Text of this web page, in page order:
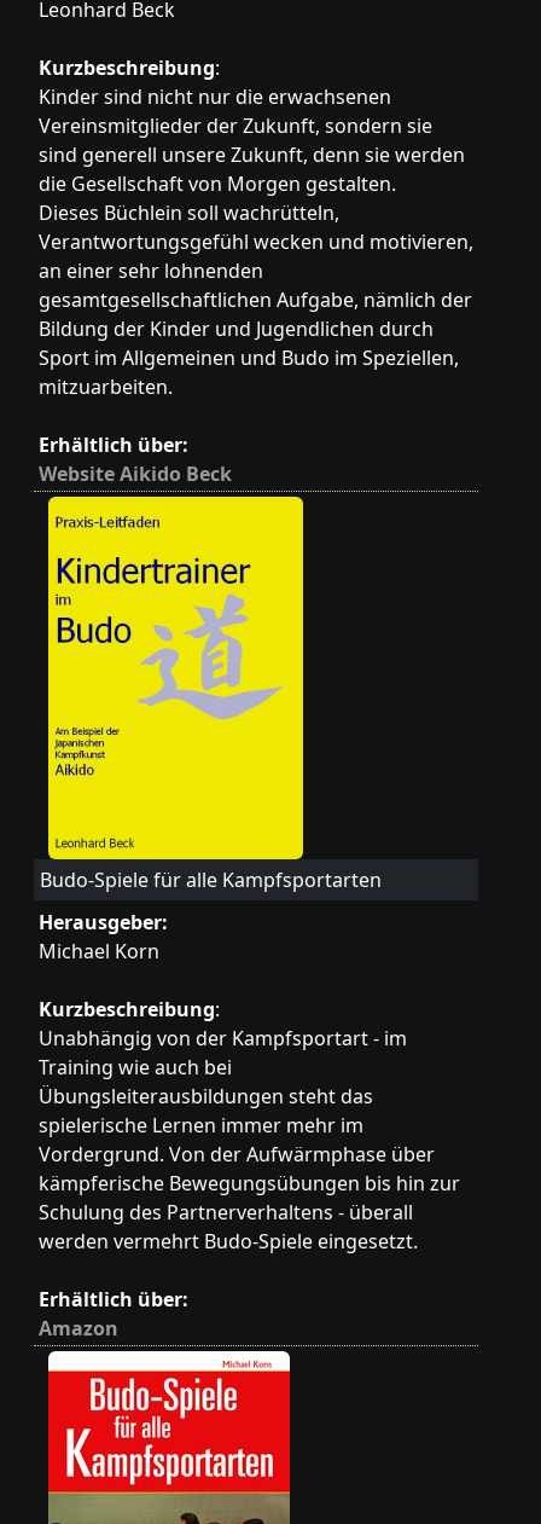
Leonhard Beck
Kurzbeschreibung:
Kinder sind nicht nur die erwachsenen
Vereinsmitglieder der Zukunft, sondern sie
sind generell unsere Zukunft, denn sie werden
die Gesellschaft von Morgen gestalten.
Dieses Büchlein soll wachrütteln,
Verantwortungsgefühl wecken und motivieren,
an einer sehr lohnenden
gesamtgesellschaftlichen Aufgabe, nämlich der
Bildung der Kinder und Jugendlichen durch
Sport im Allgemeinen und Budo im Speziellen,
mitzuarbeiten.
Erhältlich über:
Website Aikido Beck
Budo-Spiele für alle Kampfsportarten
Herausgeber:
Michael Korn
Kurzbeschreibung:
Unabhängig von der Kampfsportart - im
Training wie auch bei
Übungsleiterausbildungen steht das
spielerische Lernen immer mehr im
Vordergrund. Von der Aufwärmphase über
kämpferische Bewegungsübungen bis hin zur
Schulung des Partnerverhaltens - überall
werden vermehrt Budo-Spiele eingesetzt.
Erhältlich über:
Amazon